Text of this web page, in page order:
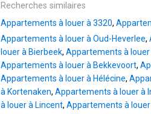
Recherches similaires
Appartements à louer à 3320,
Appartements à louer à Oud-Heverlee,
louer à Bierbeek, Appartements à louer
Appartements à louer à Bekkevoort,
Appartements à louer à Hélécine,
à Kortenaken, Appartements à louer à
à louer à Lincent, Appartements à louer